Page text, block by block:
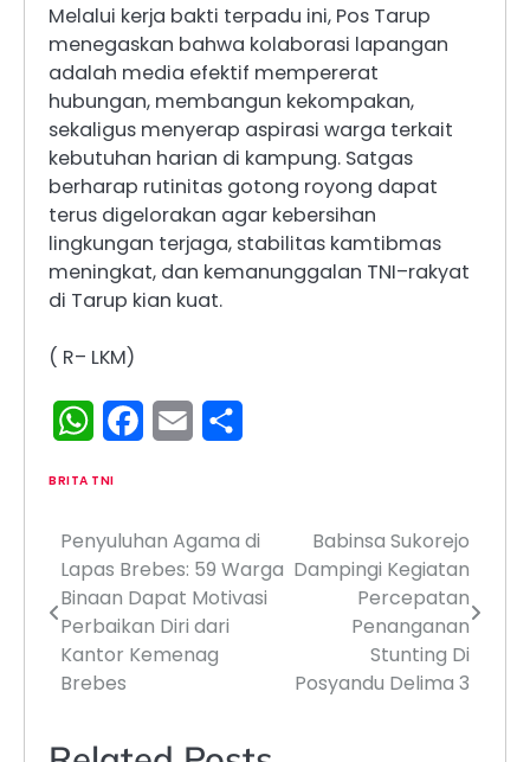
Melalui kerja bakti terpadu ini, Pos Tarup
menegaskan bahwa kolaborasi lapangan
adalah media efektif mempererat
hubungan, membangun kekompakan,
sekaligus menyerap aspirasi warga terkait
kebutuhan harian di kampung. Satgas
berharap rutinitas gotong royong dapat
terus digelorakan agar kebersihan
lingkungan terjaga, stabilitas kamtibmas
meningkat, dan kemanunggalan TNI–rakyat
di Tarup kian kuat.
( R– LKM)
WhatsAppFacebook
Email
BRITA TNI
Navigasi
pos
Penyuluhan Agama di
Lapas Brebes: 59 Warga
Binaan Dapat Motivasi
Perbaikan Diri dari
Kantor Kemenag
Brebes
Babinsa Sukorejo
Dampingi Kegiatan
Percepatan
Penanganan
Stunting Di
Posyandu Delima 3